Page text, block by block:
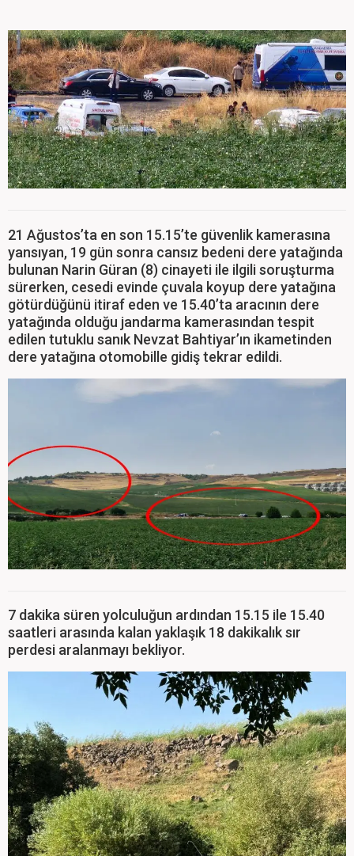
21 Ağustos’ta en son 15.15’te güvenlik kamerasına
yansıyan, 19 gün sonra cansız bedeni dere yatağında
bulunan Narin Güran (8) cinayeti ile ilgili soruşturma
sürerken, cesedi evinde çuvala koyup dere yatağına
götürdüğünü itiraf eden ve 15.40’ta aracının dere
yatağında olduğu jandarma kamerasından tespit
edilen tutuklu sanık Nevzat Bahtiyar’ın ikametinden
dere yatağına otomobille gidiş tekrar edildi.
7 dakika süren yolculuğun ardından 15.15 ile 15.40
saatleri arasında kalan yaklaşık 18 dakikalık sır
perdesi aralanmayı bekliyor.